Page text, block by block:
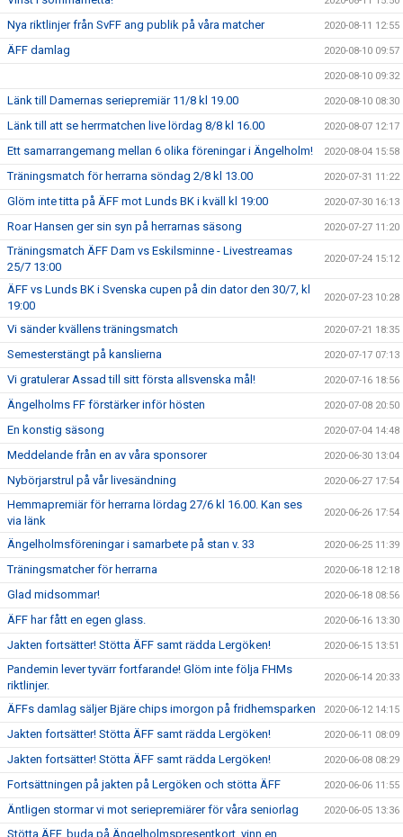
Nya riktlinjer från SvFF ang publik på våra matcher 2020-08-11 12:55
ÄFF damlag 2020-08-10 09:57
2020-08-10 09:32
Länk till Damernas seriepremiär 11/8 kl 19.00 2020-08-10 08:30
Länk till att se herrmatchen live lördag 8/8 kl 16.00 2020-08-07 12:17
Ett samarrangemang mellan 6 olika föreningar i Ängelholm! 2020-08-04 15:58
Träningsmatch för herrarna söndag 2/8 kl 13.00 2020-07-31 11:22
Glöm inte titta på ÄFF mot Lunds BK i kväll kl 19:00 2020-07-30 16:13
Roar Hansen ger sin syn på herrarnas säsong 2020-07-27 11:20
Träningsmatch ÄFF Dam vs Eskilsminne - Livestreamas
25/7 13:00
2020-07-24 15:12
ÄFF vs Lunds BK i Svenska cupen på din dator den 30/7, kl
19:00
2020-07-23 10:28
Vi sänder kvällens träningsmatch 2020-07-21 18:35
Semesterstängt på kanslierna 2020-07-17 07:13
Vi gratulerar Assad till sitt första allsvenska mål! 2020-07-16 18:56
Ängelholms FF förstärker inför hösten 2020-07-08 20:50
En konstig säsong 2020-07-04 14:48
Meddelande från en av våra sponsorer 2020-06-30 13:04
Nybörjarstrul på vår livesändning 2020-06-27 17:54
Hemmapremiär för herrarna lördag 27/6 kl 16.00. Kan ses
via länk
2020-06-26 17:54
Ängelholmsföreningar i samarbete på stan v. 33 2020-06-25 11:39
Träningsmatcher för herrarna 2020-06-18 12:18
Glad midsommar! 2020-06-18 08:56
ÄFF har fått en egen glass. 2020-06-16 13:30
Jakten fortsätter! Stötta ÄFF samt rädda Lergöken! 2020-06-15 13:51
Pandemin lever tyvärr fortfarande! Glöm inte följa FHMs
riktlinjer.
2020-06-14 20:33
ÄFFs damlag säljer Bjäre chips imorgon på fridhemsparken 2020-06-12 14:15
Jakten fortsätter! Stötta ÄFF samt rädda Lergöken! 2020-06-11 08:09
Jakten fortsätter! Stötta ÄFF samt rädda Lergöken! 2020-06-08 08:29
Fortsättningen på jakten på Lergöken och stötta ÄFF 2020-06-06 11:55
Äntligen stormar vi mot seriepremiärer för våra seniorlag 2020-06-05 13:36
Stötta ÄFF, buda på Ängelholmspresentkort, vinn en